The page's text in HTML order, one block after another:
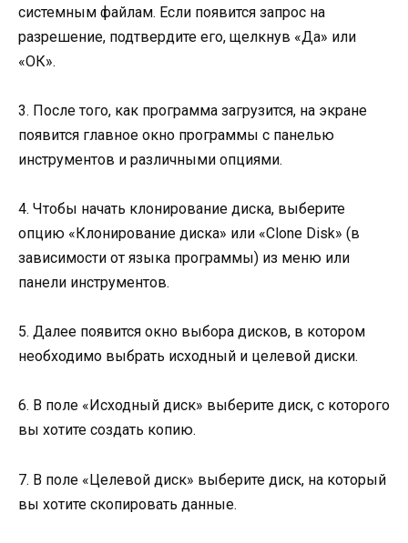
системным файлам. Если появится запрос на
разрешение, подтвердите его, щелкнув «Да» или
«ОК».
3. После того, как программа загрузится, на экране
появится главное окно программы с панелью
инструментов и различными опциями.
4. Чтобы начать клонирование диска, выберите
опцию «Клонирование диска» или «Clone Disk» (в
зависимости от языка программы) из меню или
панели инструментов.
5. Далее появится окно выбора дисков, в котором
необходимо выбрать исходный и целевой диски.
6. В поле «Исходный диск» выберите диск, с которого
вы хотите создать копию.
7. В поле «Целевой диск» выберите диск, на который
вы хотите скопировать данные.